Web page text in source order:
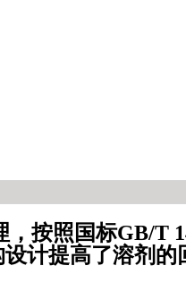
，按照国标GB/T
设计提高了溶剂的